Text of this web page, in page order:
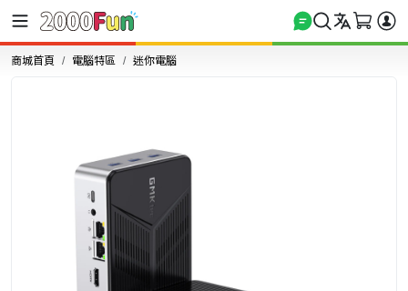
商城首頁 電腦特區 迷你電腦